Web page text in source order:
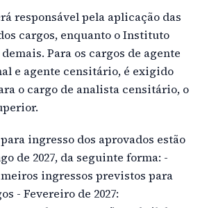
responsável pela aplicação das
cargos, enquanto o Instituto
Para os cargos de agente
e agente censitário, é exigido
o cargo de analista censitário, o
ingresso dos aprovados estão
de 2027, da seguinte forma: -
ingressos previstos para
- Fevereiro de 2027: